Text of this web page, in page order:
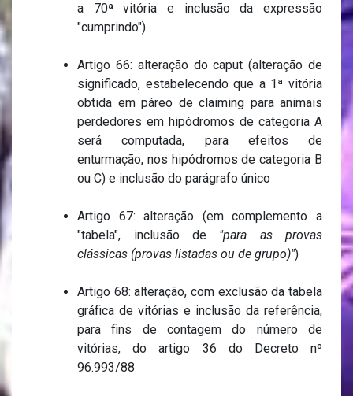
a 70ª vitória e inclusão da expressão
"cumprindo")
Artigo 66: alteração do caput (alteração de
significado, estabelecendo que a 1ª vitória
obtida em páreo de claiming para animais
perdedores em hipódromos de categoria A
será computada, para efeitos de
enturmação, nos hipódromos de categoria B
ou C) e inclusão do parágrafo único
Artigo 67: alteração (em complemento a
"tabela", inclusão de "para as provas
clássicas (provas listadas ou de grupo)")
Artigo 68: alteração, com exclusão da tabela
gráfica de vitórias e inclusão da referência,
para fins de contagem do número de
vitórias, do artigo 36 do Decreto nº
96.993/88